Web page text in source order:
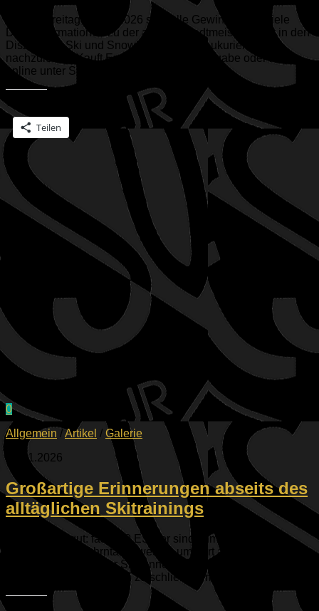
Diesen Freitag, 06.02.2026 sind alle Gewinner und viele
Detailinformationen zu der alpinen Stadtmeisterschaft in den
Disziplinen Ski und Snowboard im Donaukurier
nachzulesen. Kauft Euch die aktuelle Ausgabe oder lest es
online unter Ski-Stadtmeisterschaften: Ein...
Teilen mit:
Teilen
0
Allgemein /Artikel / Galerie
08.01.2026
Großartige Erinnerungen abseits des
alltäglichen Skitrainings
Groß trifft es gut: fast 100 ESVler sind zum Auftakt des
Jahres 2026 im Ahrntal gewesen, um dort auf bestens
präparierten Pisten ihr Skikönnen zu verbessern, aber auch
um neue Freundschaften zu schließen, mehr...